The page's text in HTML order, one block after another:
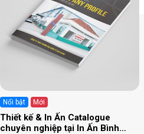
Nổi bật Mới
Thiết kế & In Ấn Catalogue
chuyên nghiệp tại In Ấn Bình